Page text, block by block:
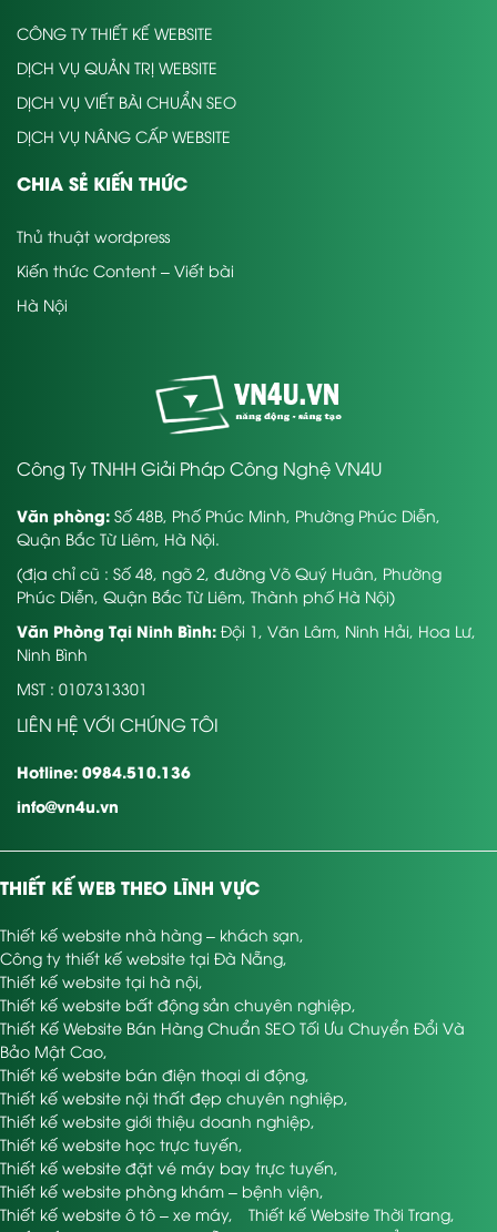
CÔNG TY THIẾT KẾ WEBSITE
DỊCH VỤ QUẢN TRỊ WEBSITE
DỊCH VỤ VIẾT BÀI CHUẨN SEO
DỊCH VỤ NÂNG CẤP WEBSITE
CHIA SẺ KIẾN THỨC
Thủ thuật wordpress
Kiến thức Content – Viết bài
Hà Nội
Công Ty TNHH Giải Pháp Công Nghệ VN4U
Văn phòng: Số 48B, Phố Phúc Minh, Phường Phúc Diễn,
Quận Bắc Từ Liêm, Hà Nội.
(địa chỉ cũ : Số 48, ngõ 2, đường Võ Quý Huân, Phường
Phúc Diễn, Quận Bắc Từ Liêm, Thành phố Hà Nội)
Văn Phòng Tại Ninh Bình: Đội 1, Văn Lâm, Ninh Hải, Hoa Lư,
Ninh Bình
MST : 0107313301
LIÊN HỆ VỚI CHÚNG TÔI
Hotline: 0984.510.136
info@vn4u.vn
THIẾT KẾ WEB THEO LĨNH VỰC
Thiết kế website nhà hàng – khách sạn,
Công ty thiết kế website tại Đà Nẵng,
Thiết kế website tại hà nội,
Thiết kế website bất động sản chuyên nghiệp,
Thiết Kế Website Bán Hàng Chuẩn SEO Tối Ưu Chuyển Đổi Và
Bảo Mật Cao,
Thiết kế website bán điện thoại di động,
Thiết kế website nội thất đẹp chuyên nghiệp,
Thiết kế website giới thiệu doanh nghiệp,
Thiết kế website học trực tuyến,
Thiết kế website đặt vé máy bay trực tuyến,
Thiết kế website phòng khám – bệnh viện,
Thiết kế website ô tô – xe máy, Thiết kế Website Thời Trang,